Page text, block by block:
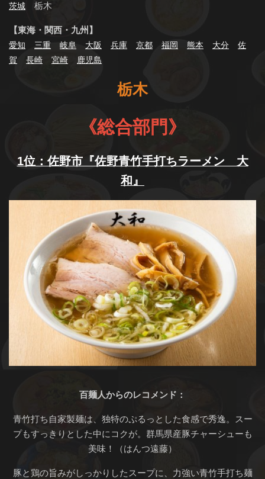
茨城
栃木
【東海・関西・九州】
愛知 三重 岐阜 大阪 兵庫 京都 福岡 熊本 大分
佐
賀
長崎 宮崎 鹿児島
栃木
《総合部門》
1位：佐野市『佐野青竹手打ちラーメン 大
和』
百麺人からのレコメンド：
青竹打ち自家製麺は、独特のぷるっとした食感で秀逸。スー
プもすっきりとした中にコクが。群馬県産豚チャーシューも
美味！（はんつ遠藤）
豚と鶏の旨みがしっかりしたスープに、力強い青竹手打ち麺